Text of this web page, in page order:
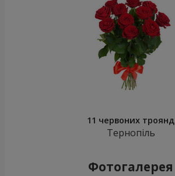
11 червоних троянд
Тернопіль
Фотогалерея